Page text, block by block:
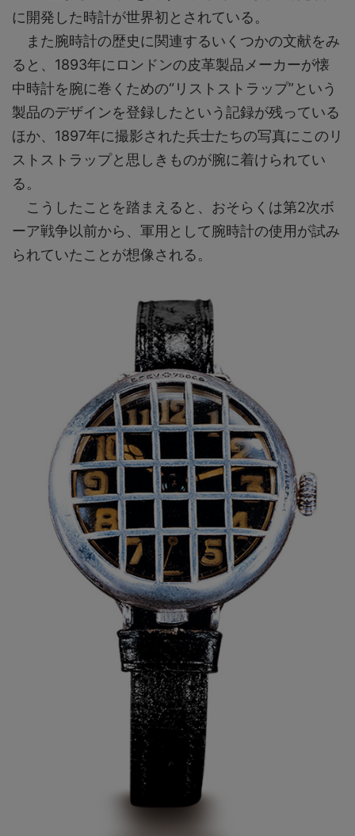
に開発した時計が世界初とされている。
また腕時計の歴史に関連するいくつかの文献をみ
ると、1893年にロンドンの皮革製品メーカーが懐
中時計を腕に巻くための“リストストラップ”という
製品のデザインを登録したという記録が残っている
ほか、1897年に撮影された兵士たちの写真にこのリ
ストストラップと思しきものが腕に着けられてい
る。
こうしたことを踏まえると、おそらくは第2次ボ
ーア戦争以前から、軍用として腕時計の使用が試み
られていたことが想像される。